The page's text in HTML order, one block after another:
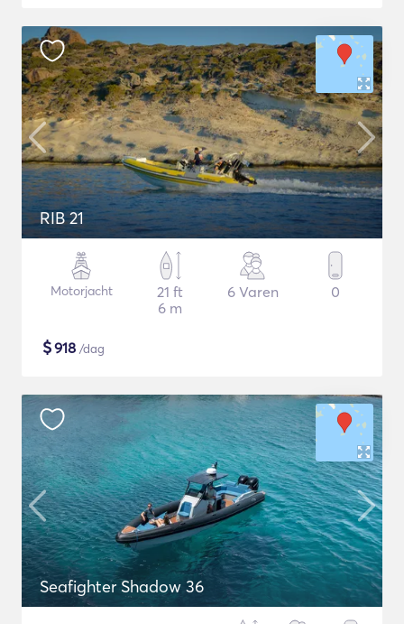
RIB 21
Motorjacht
21 ft
6 m
6 Varen 0
$918 /dag
Seafighter Shadow 36